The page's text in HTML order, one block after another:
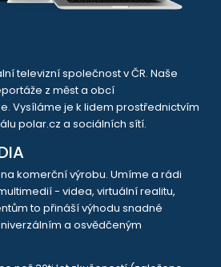
televizní společnost v ČR. Naše
z měst a obcí
Vysíláme je k lidem prostřednictvím
polar.cz a sociálních sítí.
komerční výrobu. Umíme a rádi
- videa, virtuální realitu,
to přináší výhodu snadné
a osvědčeným